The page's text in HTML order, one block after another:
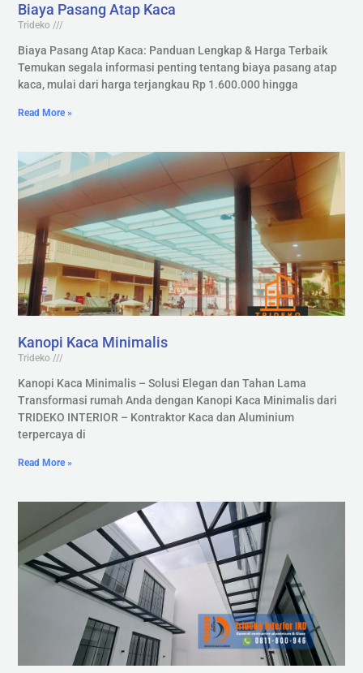
Biaya Pasang Atap Kaca
Trideko
Biaya Pasang Atap Kaca: Panduan Lengkap & Harga Terbaik
Temukan segala informasi penting tentang biaya pasang atap
kaca, mulai dari harga terjangkau Rp 1.600.000 hingga
Read More »
Kanopi Kaca Minimalis
Trideko
Kanopi Kaca Minimalis – Solusi Elegan dan Tahan Lama
Transformasi rumah Anda dengan Kanopi Kaca Minimalis dari
TRIDEKO INTERIOR – Kontraktor Kaca dan Aluminium
terpercaya di
Read More »